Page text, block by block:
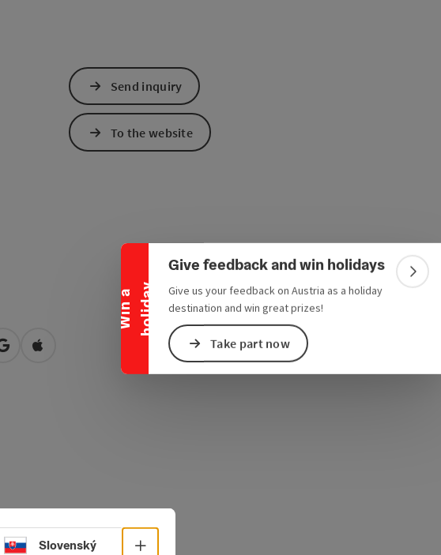
W
i
n
a
h
o
l
i
d
a y
Collapse banner Give feedback and win holidays
Give us your feedback on Austria as a holiday
destination and win great prizes!
Take part now
open in Google Maps
Open in Apple Maps
Send inquiry
To the website
Select language - Open menu
Slovenský